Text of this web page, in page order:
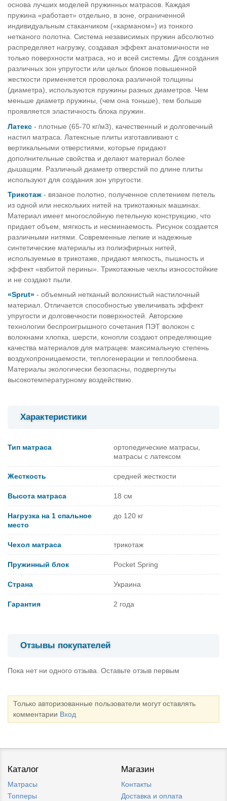
основа лучших моделей пружинных матрасов. Каждая
пружина «работает» отдельно, в зоне, ограниченной
индивидуальным стаканчиком («карманом») из тонкого
нетканого полотна. Система независимых пружин абсолютно
распределяет нагрузку, создавая эффект анатомичности не
только поверхности матраса, но и всей системы. Для создания
различных зон упругости или целых блоков повышенной
жесткости применяется проволока различной толщины
(диаметра), используются пружины разных диаметров. Чем
меньше диаметр пружины, (чем она тоньше), тем больше
проявляется эластичность блока пружин.
Латекс - плотные (65-70 кг/м3), качественный и долговечный
настил матраса. Латексные плиты изготавливают с
вертикальными отверстиями, которые придают
дополнительные свойства и делают материал более
дышащим. Различный диаметр отверстий по длине плиты
используют для создания зон упругости.
Трикотаж - вязаное полотно, полученное сплетением петель
из одной или нескольких нитей на трикотажных машинах.
Материал имеет многослойную петельную конструкцию, что
придает объем, мягкость и несминаемость. Рисунок создается
различными нитями. Современные легкие и надежные
синтетические материалы из полиэфирных нитей,
используемые в трикотаже, придают мягкость, пышность и
эффект «взбитой перины». Трикотажные чехлы износостойкие
и не создают пыли.
«Sprut» - объемный нетканый волокнистый настилочный
материал. Отличается способностью увеличивать эффект
упругости и долговечности поверхностей. Авторские
технологии беспроигрышного сочетания ПЭТ волокон с
волокнами хлопка, шерсти, конопли создают определяющие
качества материалов для матрацев: максимальную степень
воздухопроницаемости, теплогенерации и теплообмена.
Материалы экологически безопасны, подвергнуты
высокотемпературному воздействию.
Характеристики
Тип матраса
ортопедические матрасы,
матрасы с латексом
Жесткость средней жесткости
Высота матраса 18 см
Нагрузка на 1 спальное
место
до 120 кг
Чехол матраса трикотаж
Пружинный блок Pocket Spring
Страна Украина
Гарантия 2 года
Отзывы покупателей
Пока нет ни одного отзыва. Оставьте отзыв первым
Только авторизованные пользователи могут оставлять
комментарии Вход
Каталог
Матрасы
Топперы
Магазин
Контакты
Доставка и оплата